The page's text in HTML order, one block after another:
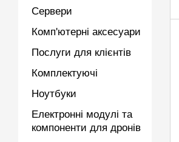
Сервери
Комп'ютерні аксесуари
Послуги для клієнтів
Комплектуючі
Ноутбуки
Електронні модулі та
компоненти для дронів